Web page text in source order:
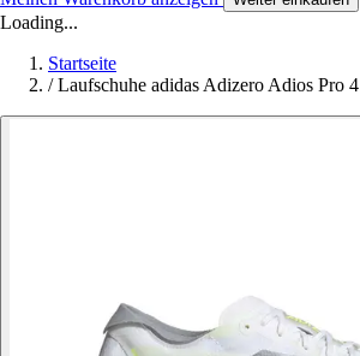
Loading...
Startseite
/ Laufschuhe adidas Adizero Adios Pro 4